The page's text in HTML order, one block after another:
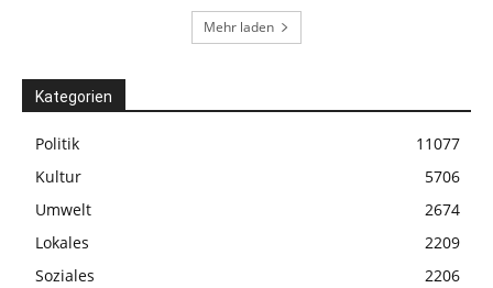
Mehr laden
Kategorien
Politik
11077
Kultur
5706
Umwelt
2674
Lokales
2209
Soziales
2206